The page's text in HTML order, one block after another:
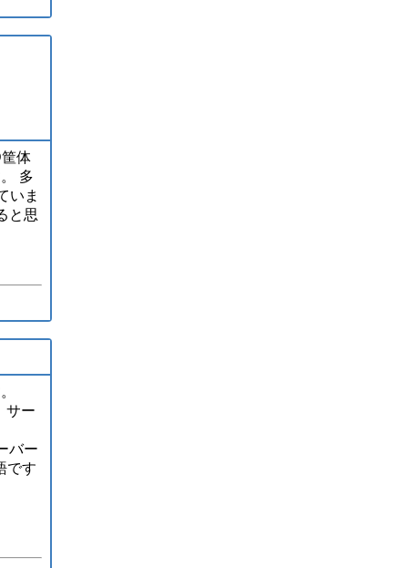
体
多
いま
と思
サー
バー
です